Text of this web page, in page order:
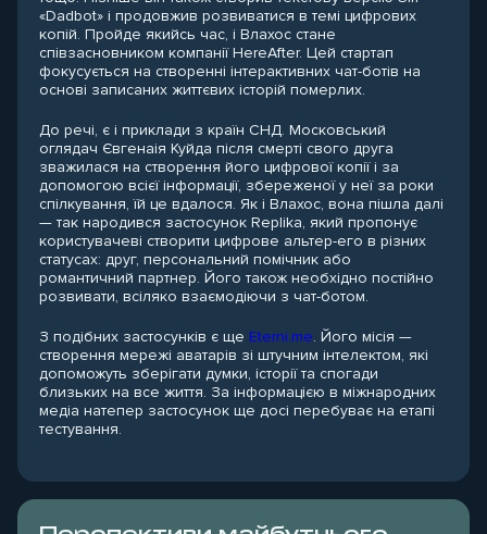
«Dadbot» і продовжив розвиватися в темі цифрових
копій. Пройде якийсь час, і Влахос стане
співзасновником компанії HereAfter. Цей стартап
фокусується на створенні інтерактивних чат-ботів на
основі записаних життєвих історій померлих.
До речі, є і приклади з країн СНД. Московський
оглядач Євгенаія Куйда після смерті свого друга
зважилася на створення його цифрової копії і за
допомогою всієї інформації, збереженої у неї за роки
спілкування, їй це вдалося. Як і Влахос, вона пішла далі
— так народився застосунок Replika, який пропонує
користувачеві створити цифрове альтер-его в різних
статусах: друг, персональний помічник або
романтичний партнер. Його також необхідно постійно
розвивати, всіляко взаємодіючи з чат-ботом.
З подібних застосунків є ще Eterni.me. Його місія —
створення мережі аватарів зі штучним інтелектом, які
допоможуть зберігати думки, історії та спогади
близьких на все життя. За інформацією в міжнародних
медіа натепер застосунок ще досі перебуває на етапі
тестування.